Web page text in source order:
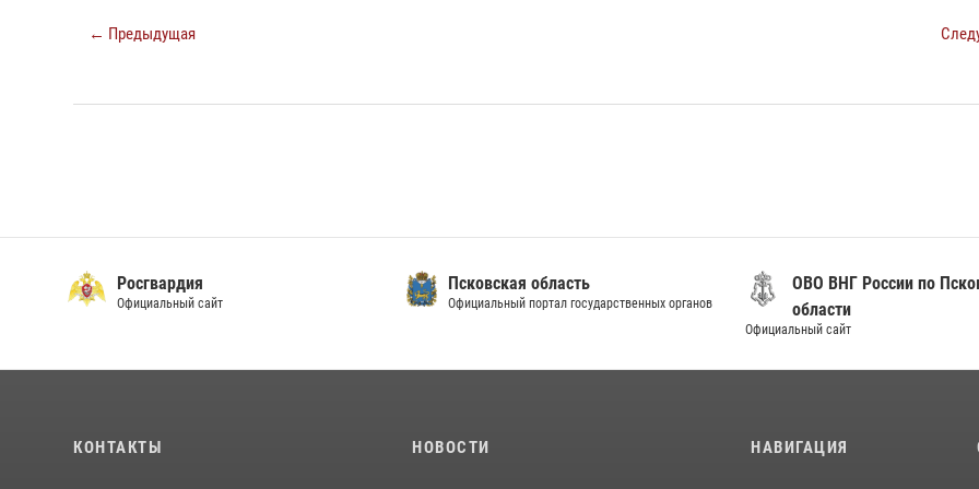
← Предыдущая
Росгвардия
Официальный сайт
Псковская область
Официальный портал государственных органов
ОВО ВНГ России по
области
Официальный сайт
КОНТАКТЫ НОВОСТИ НАВИГАЦИЯ